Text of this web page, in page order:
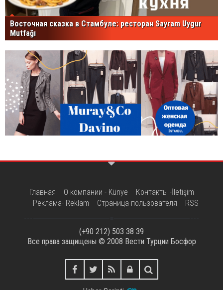
Восточная сказка в Стамбуле: ресторан Sayram Uygur
Mutfağı
Главная О компании - Künye
Контакты -İletişim
Реклама- Reklam
Страница пользователя RSS
(+90 212) 503 38 39
Все права защищены © 2008 Вести Турции Босфор